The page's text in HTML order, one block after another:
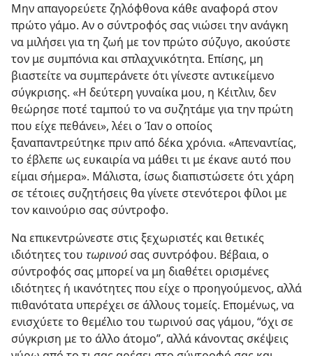
Μην απαγορεύετε ζηλόφθονα κάθε αναφορά στον
πρώτο γάμο. Αν ο σύντροφός σας νιώσει την ανάγκη
να μιλήσει για τη ζωή με τον πρώτο σύζυγο, ακούστε
τον με συμπόνια και σπλαχνικότητα. Επίσης, μη
βιαστείτε να συμπεράνετε ότι γίνεστε αντικείμενο
σύγκρισης. «Η δεύτερη γυναίκα μου, η Κέιτλιν, δεν
θεώρησε ποτέ ταμπού το να συζητάμε για την πρώτη
που είχε πεθάνει», λέει ο Ίαν ο οποίος
ξαναπαντρεύτηκε πριν από δέκα χρόνια. «Απεναντίας,
το έβλεπε ως ευκαιρία να μάθει τι με έκανε αυτό που
είμαι σήμερα». Μάλιστα, ίσως διαπιστώσετε ότι χάρη
σε τέτοιες συζητήσεις θα γίνετε στενότεροι φίλοι με
τον καινούριο σας σύντροφο.
Να επικεντρώνεστε στις ξεχωριστές και θετικές
ιδιότητες του τωρινού σας συντρόφου. Βέβαια, ο
σύντροφός σας μπορεί να μη διαθέτει ορισμένες
ιδιότητες ή ικανότητες που είχε ο προηγούμενος, αλλά
πιθανότατα υπερέχει σε άλλους τομείς. Επομένως, να
ενισχύετε το θεμέλιο του τωρινού σας γάμου, “όχι σε
σύγκριση με το άλλο άτομο”, αλλά κάνοντας σκέψεις